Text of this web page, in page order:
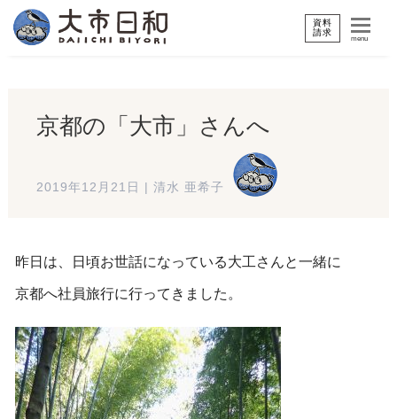
資料
請求
menu
京都の「大市」さんへ
2019年12月21日 | 清水 亜希子
昨日は、日頃お世話になっている大工さんと一緒に
京都へ社員旅行に行ってきました。